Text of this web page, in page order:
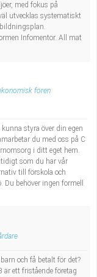
med fokus på
utvecklas systematiskt
Infomentor. All mat
fören
styra över din egen
du med oss på C
i ditt eget hem.
som du har vår
till förskola och
behöver ingen formell
och få betalt för det?
är ett fristående företag